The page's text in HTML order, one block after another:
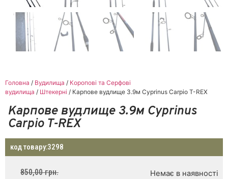
Головна / Вудилища / Коропові та Серфові
вудилища / Штекерні / Карпове вудлище 3.9м Cyprinus Carpio T-REX
Карпове вудлище 3.9м Cyprinus
Carpio T-REX
код товару:3298
850,00грн.
Немає в наявності